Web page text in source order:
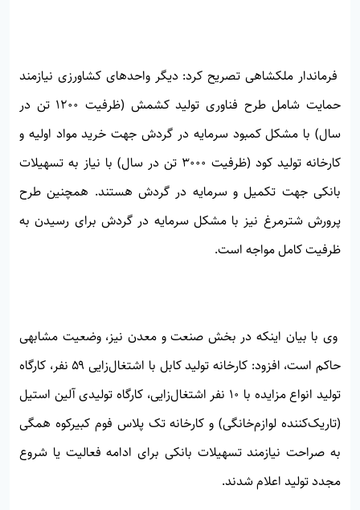
فرماندار ملکشاهی تصریح کرد: دیگر واحدهای کشاورزی نیازمند
حمایت شامل طرح فناوری تولید کشمش (ظرفیت ۱۲۰۰ تن در
سال) با مشکل کمبود سرمایه در گردش جهت خرید مواد اولیه و
کارخانه تولید کود (ظرفیت ۳۰۰۰ تن در سال) با نیاز به تسهیلات
بانکی جهت تکمیل و سرمایه در گردش هستند. همچنین طرح
پرورش شترمرغ نیز با مشکل سرمایه در گردش برای رسیدن به
ظرفیت کامل مواجه است.
وی با بیان اینکه در بخش صنعت و معدن نیز، وضعیت مشابهی
حاکم است، افزود: کارخانه تولید کابل با اشتغال‌زایی ۵۹ نفر، کارگاه
تولید انواع مزایده با ۱۰ نفر اشتغال‌زایی، کارگاه تولیدی آلین استیل
(تاریک‌کننده لوازم‌خانگی) و کارخانه تک پلاس فوم کبیرکوه همگی
به صراحت نیازمند تسهیلات بانکی برای ادامه فعالیت یا شروع
مجدد تولید اعلام شدند.